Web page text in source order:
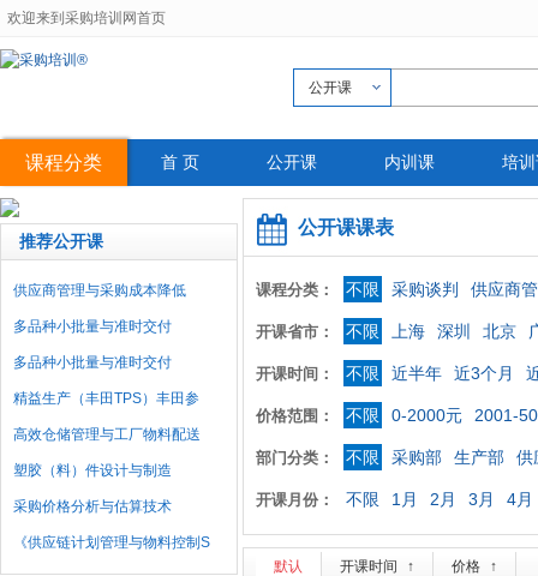
欢迎来到采购培训网首页
公开课
首 页 公开课 内训课 培
课程分类
推荐公开课
供应商管理与采购成本降低
多品种小批量与准时交付
多品种小批量与准时交付
精益生产（丰田TPS）丰田参
高效仓储管理与工厂物料配送
塑胶（料）件设计与制造
采购价格分析与估算技术
《供应链计划管理与物料控制S
公开课课表
课程分类： 不限 采购谈判 供应商
开课省市： 不限 上海 深圳 北京
开课时间： 不限 近半年 近3个月
价格范围： 不限 0-2000元 2001-
部门分类： 不限 采购部 生产部 供
开课月份： 不限 1月 2月 3月 4月
默认 开课时间 ↑ 价格 ↑